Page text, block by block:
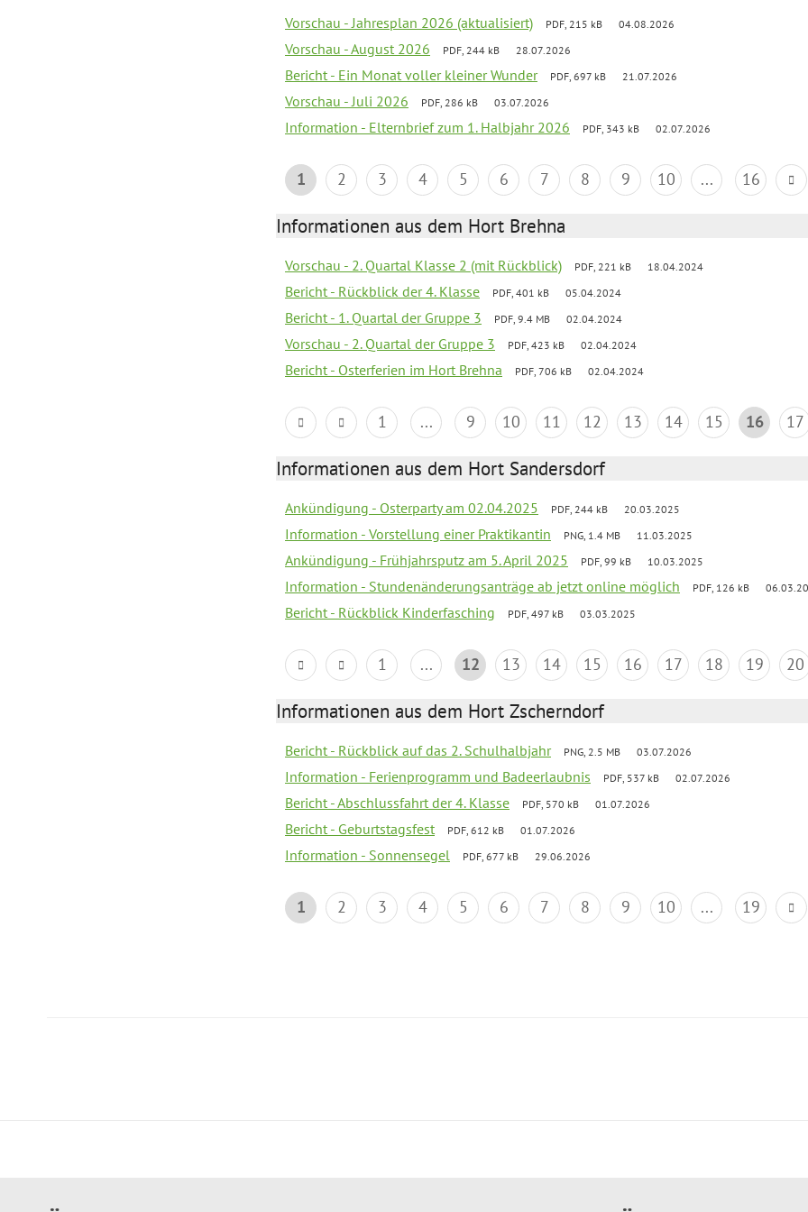
Vorschau - Jahresplan 2026 (aktualisiert) PDF, 215 kB 04.08.2026
Vorschau - August 2026 PDF, 244 kB 28.07.2026
Bericht - Ein Monat voller kleiner Wunder PDF, 697 kB 21.07.2026
Vorschau - Juli 2026 PDF, 286 kB 03.07.2026
Information - Elternbrief zum 1. Halbjahr 2026 PDF, 343 kB 02.07.2026
1 2 3 4 5 6 7 8 9 10 ... 16
Informationen aus dem Hort Brehna
Vorschau - 2. Quartal Klasse 2 (mit Rückblick) PDF, 221 kB 18.04.2024
Bericht - Rückblick der 4. Klasse PDF, 401 kB 05.04.2024
Bericht - 1. Quartal der Gruppe 3 PDF, 9.4 MB 02.04.2024
Vorschau - 2. Quartal der Gruppe 3 PDF, 423 kB 02.04.2024
Bericht - Osterferien im Hort Brehna PDF, 706 kB 02.04.2024
1 ... 9 10 11 12 13 14 15 16 17
Informationen aus dem Hort Sandersdorf
Ankündigung - Osterparty am 02.04.2025 PDF, 244 kB 20.03.2025
Information - Vorstellung einer Praktikantin PNG, 1.4 MB 11.03.2025
Ankündigung - Frühjahrsputz am 5. April 2025 PDF, 99 kB 10.03.2025
Information - Stundenänderungsanträge ab jetzt online möglich PDF, 126 kB
Bericht - Rückblick Kinderfasching PDF, 497 kB 03.03.2025
1 ... 12 13 14 15 16 17 18 19 20
Informationen aus dem Hort Zscherndorf
Bericht - Rückblick auf das 2. Schulhalbjahr PNG, 2.5 MB 03.07.2026
Information - Ferienprogramm und Badeerlaubnis PDF, 537 kB 02.07.2026
Bericht - Abschlussfahrt der 4. Klasse PDF, 570 kB 01.07.2026
Bericht - Geburtstagsfest PDF, 612 kB 01.07.2026
Information - Sonnensegel PDF, 677 kB 29.06.2026
1 2 3 4 5 6 7 8 9 10 ... 19